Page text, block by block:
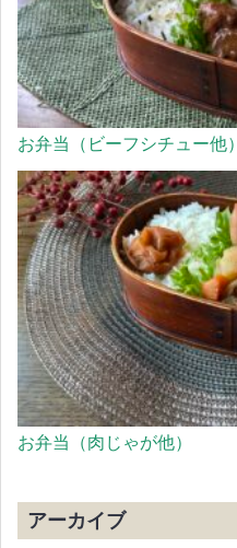
お弁当（ビーフシチュー他）
お弁当（肉じゃが他）
アーカイブ